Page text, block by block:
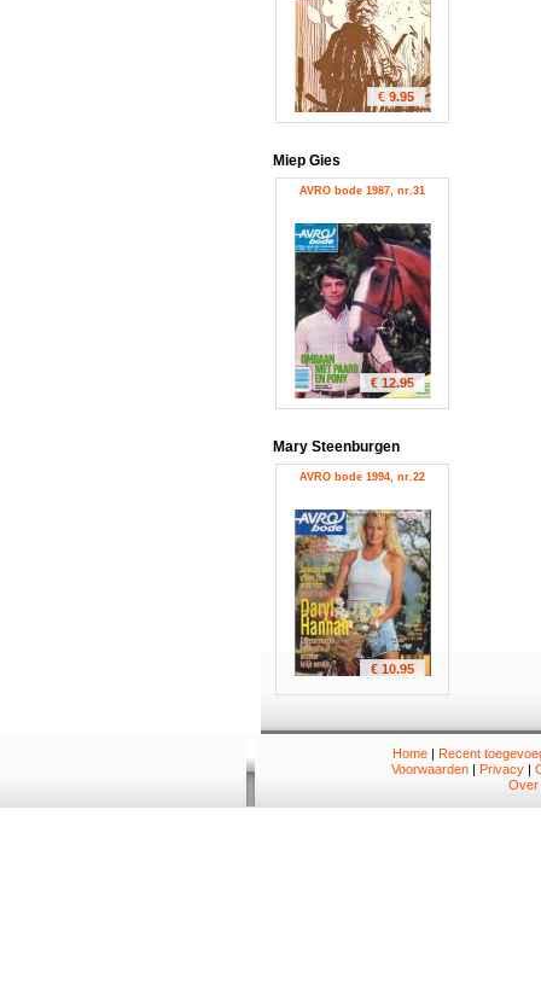
€ 9.95
Miep Gies
AVRO bode 1987, nr.31
€ 12.95
Mary Steenburgen
AVRO bode 1994, nr.22
€ 10.95
Home| Recent
Voorwaarden | Privacy |
Over